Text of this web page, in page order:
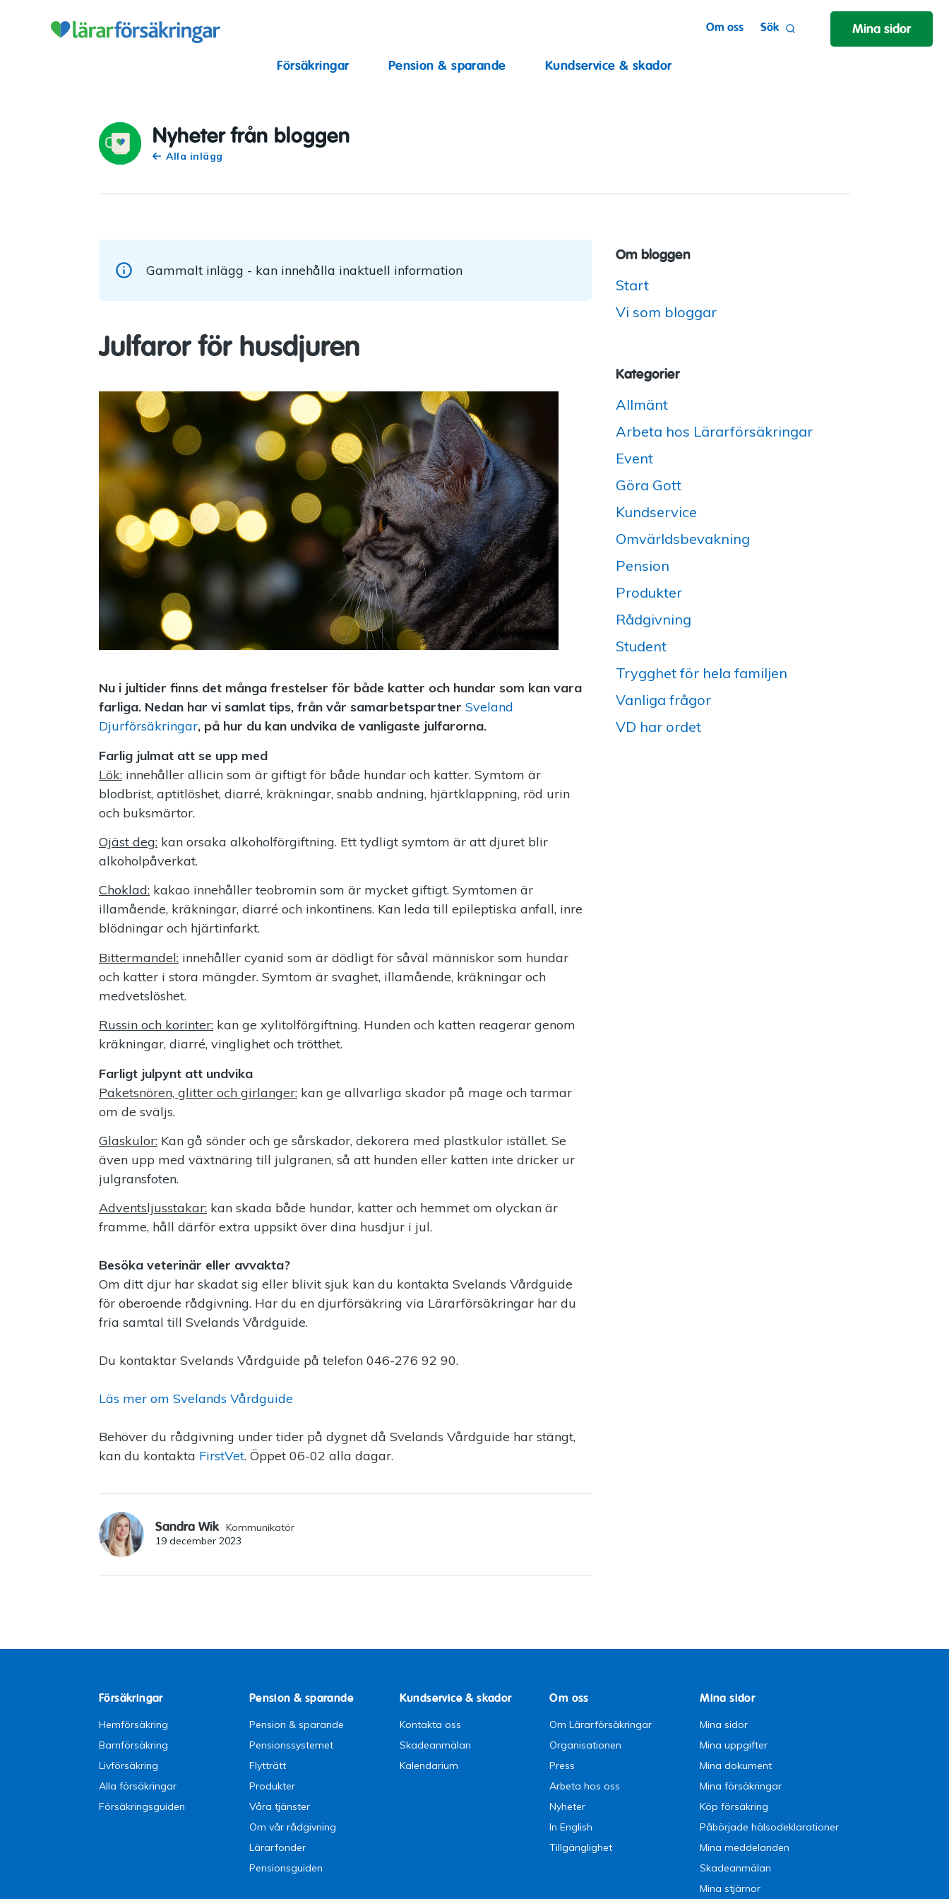
Försäkringar Pension & sparande Kundservice & skador
Om oss Sök Mina sidor
Nyheter från bloggen
Alla inlägg
Gammalt inlägg - kan innehålla inaktuell information
Julfaror för husdjuren
Nu i jultider finns det många frestelser för både katter och hundar som kan vara
farliga. Nedan har vi samlat tips, från vår samarbetspartner Sveland
Djurförsäkringar, på hur du kan undvika de vanligaste julfarorna.
Farlig julmat att se upp med
Lök: innehåller allicin som är giftigt för både hundar och katter. Symtom är
blodbrist, aptitlöshet, diarré, kräkningar, snabb andning, hjärtklappning, röd urin
och buksmärtor.
Ojäst deg: kan orsaka alkoholförgiftning. Ett tydligt symtom är att djuret blir
alkoholpåverkat.
Choklad: kakao innehåller teobromin som är mycket giftigt. Symtomen är
illamående, kräkningar, diarré och inkontinens. Kan leda till epileptiska anfall, inre
blödningar och hjärtinfarkt.
Bittermandel: innehåller cyanid som är dödligt för såväl människor som hundar
och katter i stora mängder. Symtom är svaghet, illamående, kräkningar och
medvetslöshet.
Russin och korinter: kan ge xylitolförgiftning. Hunden och katten reagerar genom
kräkningar, diarré, vinglighet och trötthet.
Farligt julpynt att undvika
Paketsnören, glitter och girlanger: kan ge allvarliga skador på mage och tarmar
om de sväljs.
Glaskulor: Kan gå sönder och ge sårskador, dekorera med plastkulor istället. Se
även upp med växtnäring till julgranen, så att hunden eller katten inte dricker ur
julgransfoten.
Adventsljusstakar: kan skada både hundar, katter och hemmet om olyckan är
framme, håll därför extra uppsikt över dina husdjur i jul.
Besöka veterinär eller avvakta?
Om ditt djur har skadat sig eller blivit sjuk kan du kontakta Svelands Vårdguide
för oberoende rådgivning. Har du en djurförsäkring via Lärarförsäkringar har du
fria samtal till Svelands Vårdguide.
Du kontaktar Svelands Vårdguide på telefon 046-276 92 90.
Läs mer om Svelands Vårdguide
Behöver du rådgivning under tider på dygnet då Svelands Vårdguide har stängt,
kan du kontakta FirstVet. Öppet 06-02 alla dagar.
Sandra Wik Kommunikatör
19 december 2023
Om bloggen
Start
Vi som bloggar
Kategorier
Allmänt
Arbeta hos Lärarförsäkringar
Event
Göra Gott
Kundservice
Omvärldsbevakning
Pension
Produkter
Rådgivning
Student
Trygghet för hela familjen
Vanliga frågor
VD har ordet
Försäkringar
Hemförsäkring
Barnförsäkring
Livförsäkring
Alla försäkringar
Försäkringsguiden
Pension & sparande
Pension & sparande
Pensionssystemet
Flytträtt
Produkter
Våra tjänster
Om vår rådgivning
Lärarfonder
Pensionsguiden
Kundservice & skador
Kontakta oss
Skadeanmälan
Kalendarium
Om oss
Om Lärarförsäkringar
Organisationen
Press
Arbeta hos oss
Nyheter
In English
Tillgänglighet
Mina sidor
Mina sidor
Mina uppgifter
Mina dokument
Mina försäkringar
Köp försäkring
Påbörjade hälsodeklarationer
Mina meddelanden
Skadeanmälan
Mina stjärnor